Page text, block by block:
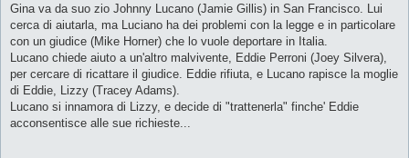
Gina va da suo zio Johnny Lucano (Jamie Gillis) in San Francisco. Lui
cerca di aiutarla, ma Luciano ha dei problemi con la legge e in particolare
con un giudice (Mike Horner) che lo vuole deportare in Italia.
Lucano chiede aiuto a un'altro malvivente, Eddie Perroni (Joey Silvera),
per cercare di ricattare il giudice. Eddie rifiuta, e Lucano rapisce la moglie
di Eddie, Lizzy (Tracey Adams).
Lucano si innamora di Lizzy, e decide di "trattenerla" finche' Eddie
acconsentisce alle sue richieste...